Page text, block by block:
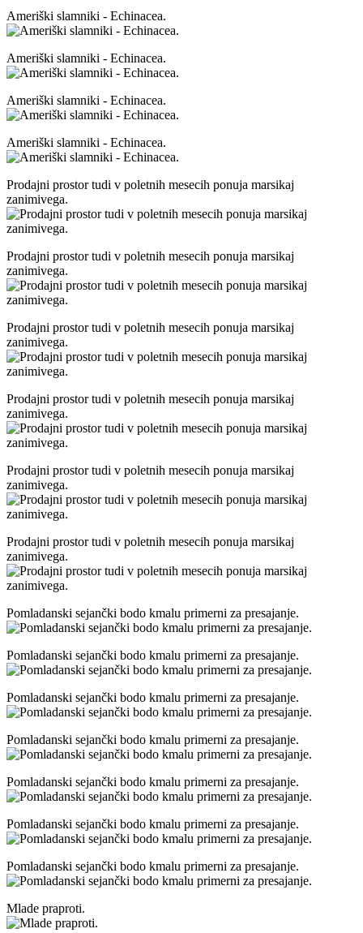
Ameriški slamniki - Echinacea.
Ameriški slamniki - Echinacea.
Ameriški slamniki - Echinacea.
Ameriški slamniki - Echinacea.
Prodajni prostor tudi v poletnih mesecih ponuja marsikaj
zanimivega.
Prodajni prostor tudi v poletnih mesecih ponuja marsikaj
zanimivega.
Prodajni prostor tudi v poletnih mesecih ponuja marsikaj
zanimivega.
Prodajni prostor tudi v poletnih mesecih ponuja marsikaj
zanimivega.
Prodajni prostor tudi v poletnih mesecih ponuja marsikaj
zanimivega.
Prodajni prostor tudi v poletnih mesecih ponuja marsikaj
zanimivega.
Pomladanski sejančki bodo kmalu primerni za presajanje.
Pomladanski sejančki bodo kmalu primerni za presajanje.
Pomladanski sejančki bodo kmalu primerni za presajanje.
Pomladanski sejančki bodo kmalu primerni za presajanje.
Pomladanski sejančki bodo kmalu primerni za presajanje.
Pomladanski sejančki bodo kmalu primerni za presajanje.
Pomladanski sejančki bodo kmalu primerni za presajanje.
Mlade praproti.